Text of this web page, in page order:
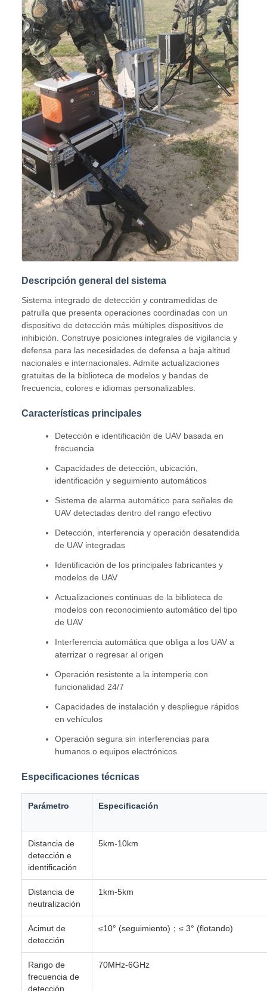
Descripción general del sistema
Sistema integrado de detección y contramedidas de
patrulla que presenta operaciones coordinadas con un
dispositivo de detección más múltiples dispositivos de
inhibición. Construye posiciones integrales de vigilancia y
defensa para las necesidades de defensa a baja altitud
nacionales e internacionales. Admite actualizaciones
gratuitas de la biblioteca de modelos y bandas de
frecuencia, colores e idiomas personalizables.
Características principales
Detección e identificación de UAV basada en
frecuencia
Capacidades de detección, ubicación,
identificación y seguimiento automáticos
Sistema de alarma automático para señales de
UAV detectadas dentro del rango efectivo
Detección, interferencia y operación desatendida
de UAV integradas
Identificación de los principales fabricantes y
modelos de UAV
Actualizaciones continuas de la biblioteca de
modelos con reconocimiento automático del tipo
de UAV
Interferencia automática que obliga a los UAV a
aterrizar o regresar al origen
Operación resistente a la intemperie con
funcionalidad 24/7
Capacidades de instalación y despliegue rápidos
en vehículos
Operación segura sin interferencias para
humanos o equipos electrónicos
Especificaciones técnicas
Parámetro Especificación
Distancia de
detección e
identificación
5km-10km
Distancia de
neutralización
1km-5km
Acimut de
detección
≤10° (seguimiento)；≤ 3° (flotando)
Rango de
frecuencia de
detección
70MHz-6GHz